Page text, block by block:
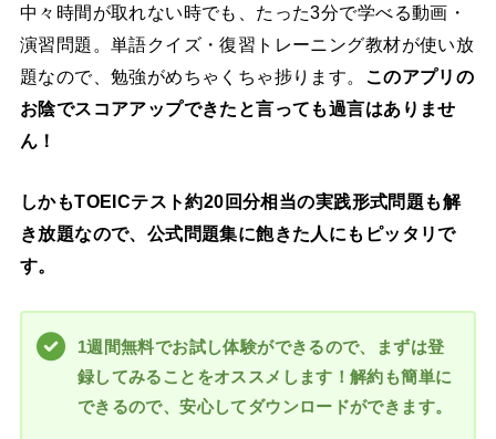
中々時間が取れない時でも、たった3分で学べる動画・
演習問題。単語クイズ・復習トレーニング教材が使い放
題なので、勉強がめちゃくちゃ捗ります。 このアプリの
お陰でスコアアップできたと言っても過言はありませ
ん！
しかもTOEICテスト約20回分相当の実践形式問題も解
き放題なので、公式問題集に飽きた人にもピッタリで
す。
1週間無料でお試し体験ができるので、まずは登
録してみることをオススメします！解約も簡単に
できるので、安心してダウンロードができます。